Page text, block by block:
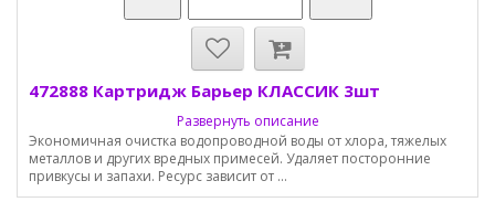
472888 Картридж Барьер КЛАССИК 3шт
Развернуть описание
Экономичная очистка водопроводной воды от хлора, тяжелых
металлов и других вредных примесей. Удаляет посторонние
привкусы и запахи. Ресурс зависит от ...